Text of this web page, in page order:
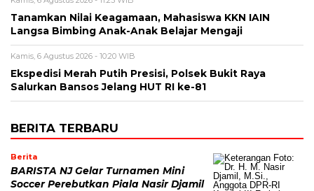
Tanamkan Nilai Keagamaan, Mahasiswa KKN IAIN
Langsa Bimbing Anak-Anak Belajar Mengaji
Kamis, 6 Agustus 2026 - 10:20 WIB
Ekspedisi Merah Putih Presisi, Polsek Bukit Raya
Salurkan Bansos Jelang HUT RI ke-81
BERITA TERBARU
Berita
BARISTA NJ Gelar Turnamen Mini
Soccer Perebutkan Piala Nasir Djamil